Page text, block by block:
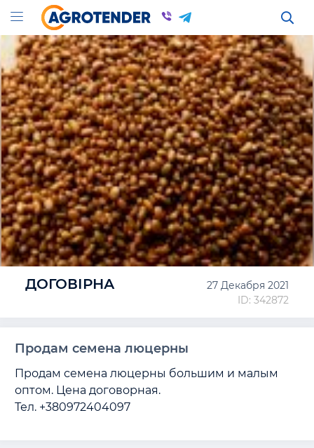
ДОГОВІРНА
27 Декабря 2021
ID: 342872
Продам семена люцерны
Продам семена люцерны большим и малым
оптом. Цена договорная.
Тел. +380972404097